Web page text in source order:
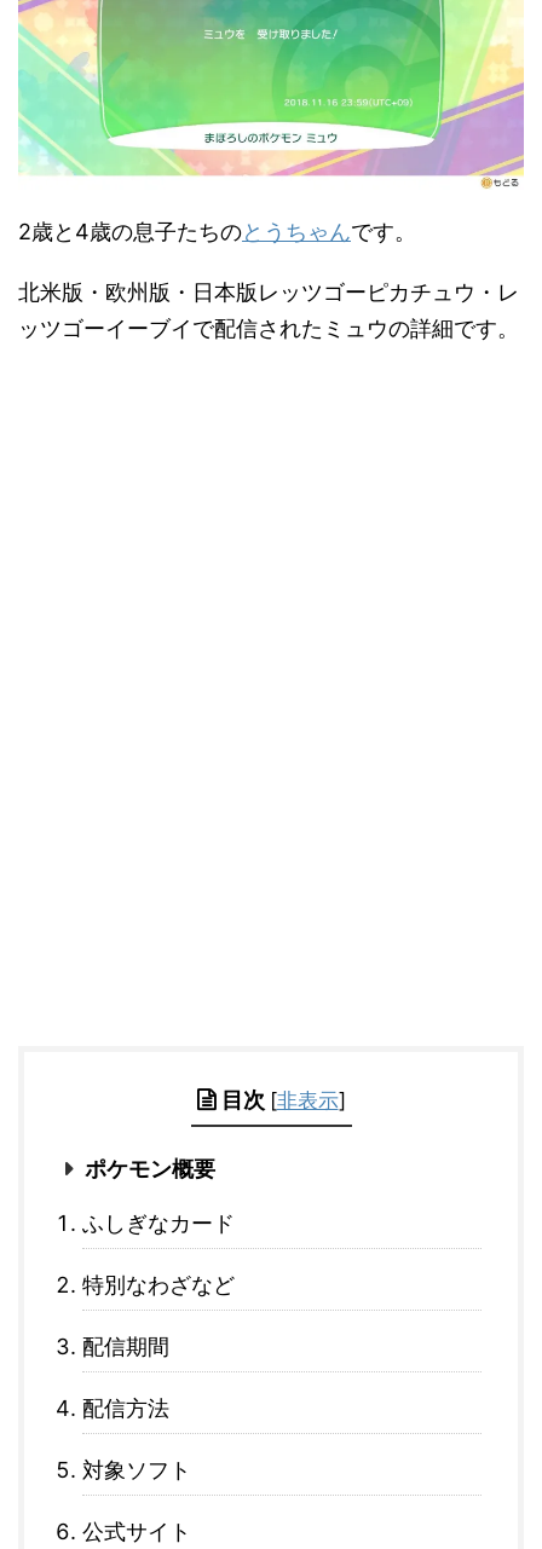
2歳と4歳の息子たちのとうちゃんです。
北米版・欧州版・日本版レッツゴーピカチュウ・レ
ッツゴーイーブイで配信されたミュウの詳細です。
目次 [非表示]
ポケモン概要
ふしぎなカード
特別なわざなど
配信期間
配信方法
対象ソフト
公式サイト